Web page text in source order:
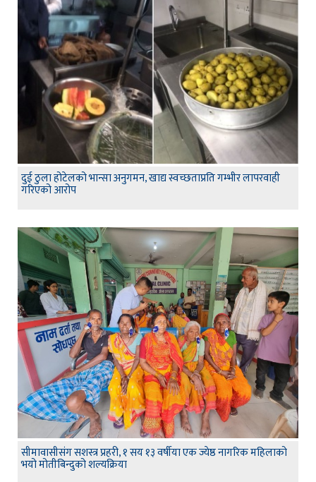
दुई ठुला होटेलको भान्सा अनुगमन, खाद्य स्वच्छताप्रति गम्भीर लापरवाही
गरिएको आरोप
सीमावासीसंग सशस्त्र प्रहरी, १ सय १३ वर्षीया एक ज्येष्ठ नागरिक महिलाको
भयो मोतीबिन्दुको शल्यक्रिया